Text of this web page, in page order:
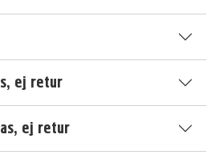
ej retur
ej retur